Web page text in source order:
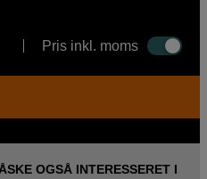
Pris inkl. moms
OGSÅ INTERESSERET I